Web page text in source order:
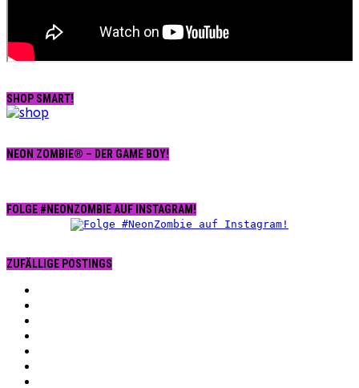
SHOP SMART!
NEON ZOMBIE® – DER GAME BOY!
FOLGE #NEONZOMBIE AUF INSTAGRAM!
ZUFÄLLIGE POSTINGS